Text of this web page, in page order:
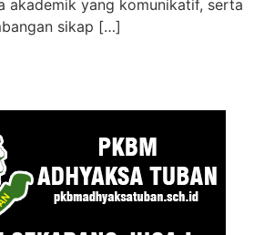
akademik yang komunikatif, serta
sikap […]